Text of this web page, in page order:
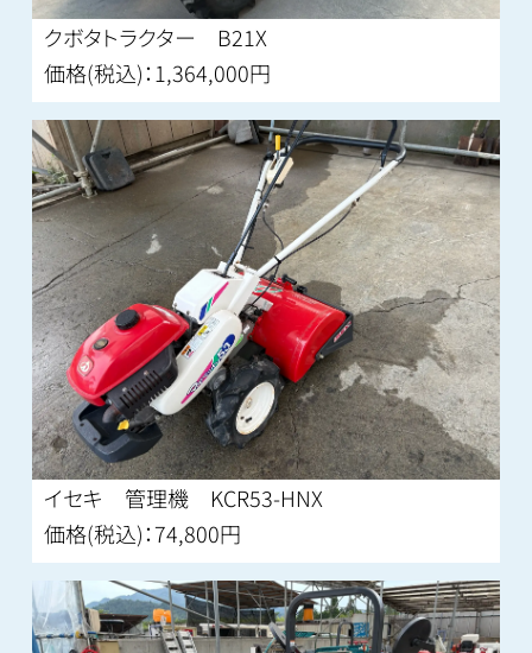
クボタトラクター B21X
価格(税込)：1,364,000円
イセキ 管理機 KCR53-HNX
価格(税込)：74,800円